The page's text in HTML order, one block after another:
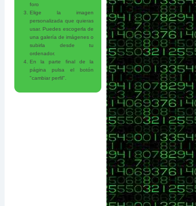
foro
Elige la imagen
personalizada que quieras
usar. Puedes escogerla de
una galería de imágenes o
subirla desde tu
ordenador.
En la parte final de la
página pulsa el botón
"cambiar perfil".